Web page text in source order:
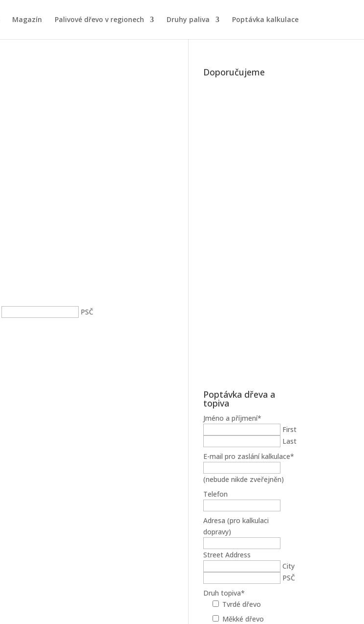
Magazín Palivové dřevo v regionech Druhy paliva Poptávka kalkulace
PSČ
Doporučujeme
Poptávka dřeva a
topiva
Jméno a příjmení*
First
Last
E-mail pro zaslání kalkulace*
(nebude nikde zveřejněn)
Telefon
Adresa (pro kalkulaci
dopravy)
Street Address
City
PSČ
Druh topiva*
Tvrdé dřevo
Měkké dřevo